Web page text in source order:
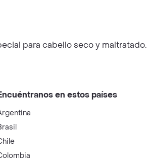
para cabello seco y maltratado.
en estos países